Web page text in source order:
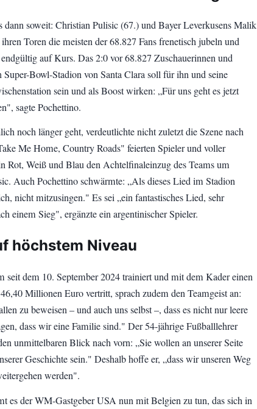
soweit: Christian Pulisic (67.) und Bayer Leverkusens Malik
Toren die meisten der 68.827 Fans frenetisch jubeln und
auf Kurs. Das 2:0 vor 68.827 Zuschauerinnen und
Super-Bowl-Stadion von Santa Clara soll für ihn und seine
sein und als Boost wirken: „Für uns geht es jetzt
sagte Pochettino.
noch länger geht, verdeutlichte nicht zuletzt die Szene nach
Me Home, Country Roads" feierten Spieler und voller
Rot, Weiß und Blau den Achtelfinaleinzug des Teams um
Auch Pochettino schwärmte: „Als dieses Lied im Stadion
nicht mitzusingen." Es sei „ein fantastisches Lied, sehr
einem Sieg", ergänzte ein argentinischer Spieler.
höchstem Niveau
seit dem 10. September 2024 trainiert und mit dem Kader einen
Millionen Euro vertritt, sprach zudem den Teamgeist an:
zu beweisen – und auch uns selbst –, dass es nicht nur leere
dass wir eine Familie sind." Der 54-jährige Fußballlehrer
unmittelbaren Blick nach vorn: „Sie wollen an unserer Seite
Geschichte sein." Deshalb hoffe er, „dass wir unseren Weg
werden".
es der WM-Gastgeber USA nun mit Belgien zu tun, das sich in